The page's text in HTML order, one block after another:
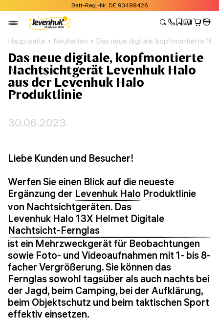
Batt-Reg.-Nr. DE 93488426
Hauptseite Neuheiten Das neue digitale, kopfmontierte
Das neue digitale, kopfmontierte
Nachtsichtgerät Levenhuk Halo
aus der Levenhuk Halo
Produktlinie
30.06.2023
Liebe Kunden und Besucher!
Werfen Sie einen Blick auf die neueste
Ergänzung der Levenhuk Halo Produktlinie
von Nachtsichtgeräten. Das
Levenhuk Halo 13X Helmet Digitale
Nachtsicht-Fernglas
ist ein Mehrzweckgerät für Beobachtungen
sowie Foto- und Videoaufnahmen mit 1- bis 8-
facher Vergrößerung. Sie können das
Fernglas sowohl tagsüber als auch nachts bei
der Jagd, beim Camping, bei der Aufklärung,
beim Objektschutz und beim taktischen Sport
effektiv einsetzen.